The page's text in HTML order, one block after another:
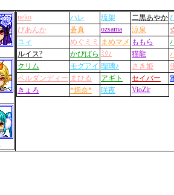
neko ハレ 琉架 二黒あやか
びあんか
蒼真 ozsama 涼泉
ユィ
めぐミミ まめマメ ももら
ルイス?
かぴばら ﾐｸ♪ 猫龍
クリム
モグアイ 瑠璃♪ さき姫
ベルダンディー まひる アギト セイバー
きょろ
*炯奈* 咲夜 VioZir